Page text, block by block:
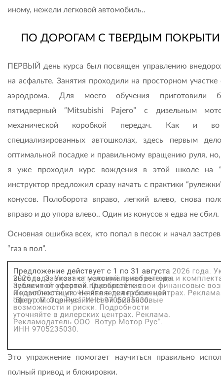
иному, нежели легковой автомобиль..
ПО ДОРОГАМ С ТВЕРДЫМ
ПЕРВЫЙ день курса был посвящен управлению
на асфальте. Занятия проходили на просторном участке
аэродрома. Для моего обучения приготовили
пятидверный “Mitsubishi Pajero” с дизельным
механической коробкой передач. Как и
специализированных автошколах, здесь первым
оптимальной посадке и правильному вращению руля, но,
я уже проходил курс вождения в этой школе на
инструктор предложил сразу начать с практики
конусов. Полоборота вправо, легкий влево, снова
вправо и до упора влево.. Один из конусов я едва не сбил.
Основная ошибка всех, кто попал в песок и начал
“газ в пол”.
Это упражнение помогает научиться правильно
полный привод и блокировки.